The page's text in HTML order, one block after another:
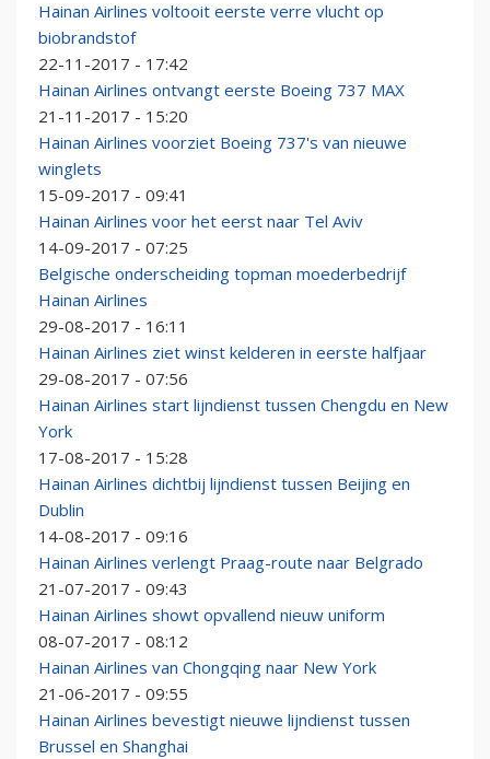
Hainan Airlines voltooit eerste verre vlucht op
biobrandstof
22-11-2017 - 17:42
Hainan Airlines ontvangt eerste Boeing 737 MAX
21-11-2017 - 15:20
Hainan Airlines voorziet Boeing 737's van nieuwe
winglets
15-09-2017 - 09:41
Hainan Airlines voor het eerst naar Tel Aviv
14-09-2017 - 07:25
Belgische onderscheiding topman moederbedrijf
Hainan Airlines
29-08-2017 - 16:11
Hainan Airlines ziet winst kelderen in eerste halfjaar
29-08-2017 - 07:56
Hainan Airlines start lijndienst tussen Chengdu en New
York
17-08-2017 - 15:28
Hainan Airlines dichtbij lijndienst tussen Beijing en
Dublin
14-08-2017 - 09:16
Hainan Airlines verlengt Praag-route naar Belgrado
21-07-2017 - 09:43
Hainan Airlines showt opvallend nieuw uniform
08-07-2017 - 08:12
Hainan Airlines van Chongqing naar New York
21-06-2017 - 09:55
Hainan Airlines bevestigt nieuwe lijndienst tussen
Brussel en Shanghai